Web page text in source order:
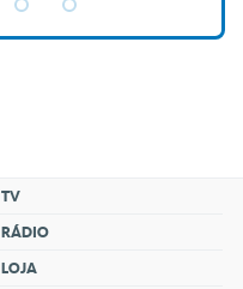
TV
RÁDIO
LOJA